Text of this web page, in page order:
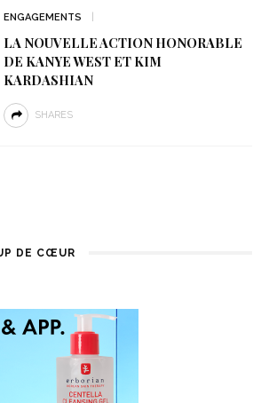
ENGAGEMENTS
LA NOUVELLE ACTION HONORABLE
DE KANYE WEST ET KIM
KARDASHIAN
SHARES
DE CŒUR